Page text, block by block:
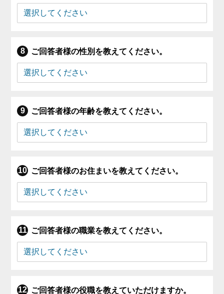
ご回答者様の性別を教えてください。
ご回答者様の年齢を教えてください。
ご回答者様のお住まいを教えてください。
ご回答者様の職業を教えてください。
ご回答者様の役職を教えていただけますか。